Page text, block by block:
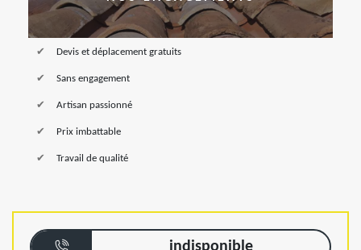
Devis et déplacement gratuits
Sans engagement
Artisan passionné
Prix imbattable
Travail de qualité
indisponible